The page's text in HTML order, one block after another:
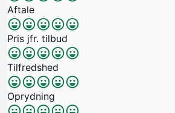
Aftale
Pris jfr. tilbud
Tilfredshed
Oprydning